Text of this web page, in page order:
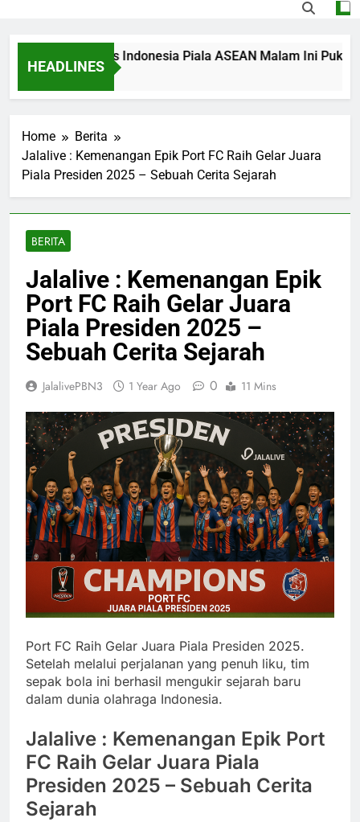
HEADLINES
Singapura vs Indonesia Piala ASEAN Malam Ini Pukul
Home
Berita
Jalalive : Kemenangan Epik Port FC Raih Gelar Juara
Piala Presiden 2025 – Sebuah Cerita Sejarah
BERITA
Jalalive : Kemenangan Epik
Port FC Raih Gelar Juara
Piala Presiden 2025 –
Sebuah Cerita Sejarah
JalalivePBN3 1 Year Ago 0 11 Mins
Port FC Raih Gelar Juara Piala Presiden 2025.
Setelah melalui perjalanan yang penuh liku, tim
sepak bola ini berhasil mengukir sejarah baru
dalam dunia olahraga Indonesia.
Jalalive : Kemenangan Epik Port
FC Raih Gelar Juara Piala
Presiden 2025 – Sebuah Cerita
Sejarah